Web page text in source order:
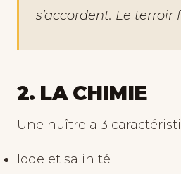
s’accordent. Le terroir
2. LA CHIMIE
Une huître a 3
Iode et salinité